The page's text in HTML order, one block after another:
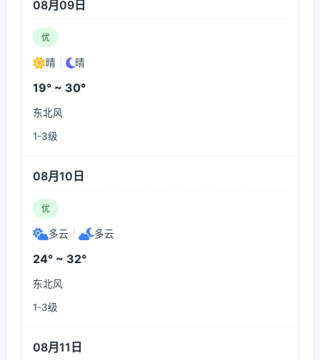
08月09日
优
晴 晴
19° ~ 30°
东北风
1-3级
08月10日
优
多云 多云
24° ~ 32°
东北风
1-3级
08月11日